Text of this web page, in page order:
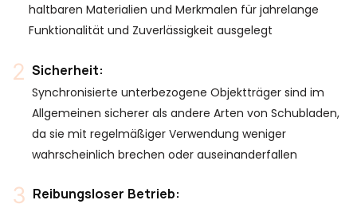
haltbaren Materialien und Merkmalen für jahrelange
Funktionalität und Zuverlässigkeit ausgelegt
Sicherheit:
Synchronisierte unterbezogene Objektträger sind im
Allgemeinen sicherer als andere Arten von Schubladen,
da sie mit regelmäßiger Verwendung weniger
wahrscheinlich brechen oder auseinanderfallen
Reibungsloser Betrieb: